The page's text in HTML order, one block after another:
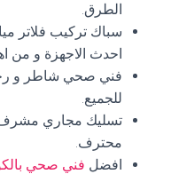
الطرق.
سباك تركيب فلاتر
احدث الاجهزة و من
فني صحي شاطر و
للجميع.
تسليك مجاري
محترف.
افضل فني صحي